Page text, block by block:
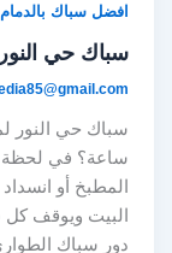
افضل سباك بالدمام
سباك حي النور
ساعة؟ في لحظة
المطبخ أو
البيت ويوقف
دور سباك